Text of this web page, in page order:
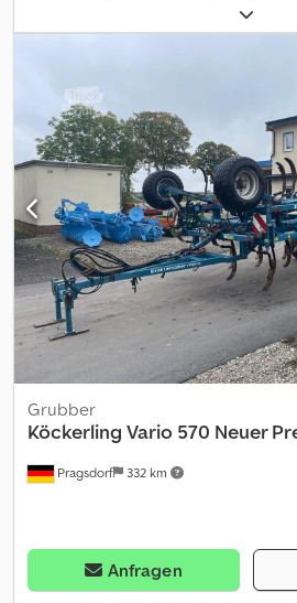
Walze_____Vorführmaschine
einstellbar DSTS-WalzeHydraulische
Dedpfozm Dz Aox Aa Tjck
Pragsdorf 332 km
Grubber
Köckerling Vario 570 Neuer
Anfragen